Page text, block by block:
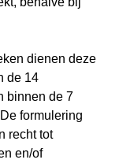
dienen deze
de 14
binnen de 7
formulering
recht tot
en/of